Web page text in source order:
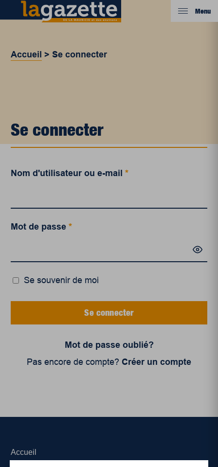
Menu
Accueil >Se connecter
Se connecter
Nom d'utilisateur ou e-mail*
Mot de passe*
Se souvenir de moi
Se connecter
Mot de passe oublié?
Pas encore de compte? Créer un compte
Accueil